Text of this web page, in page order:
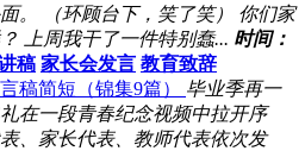
。 （环顾台下，笑了笑） 你们家
上周我干了一件特别蠢... 时间：
稿 家长会发言 教育致辞
稿简短（锦集9篇）
毕业季再一
在一段青春纪念视频中拉开序
、家长代表、教师代表依次发